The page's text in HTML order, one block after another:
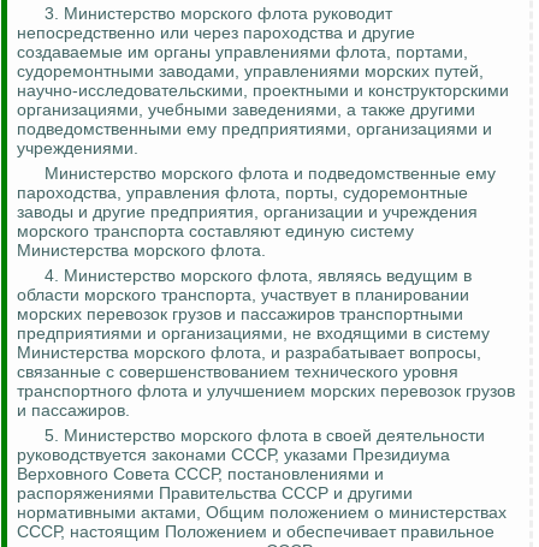
3. Министерство морского флота руководит
непосредственно или через пароходства и другие
создаваемые им органы управлениями флота, портами,
судоремонтными заводами, управлениями морских путей,
научно-исследовательскими, проектными и конструкторскими
организациями, учебными заведениями, а также другими
подведомственными ему предприятиями, организациями и
учреждениями.
Министерство морского флота и подведомственные ему
пароходства, управления флота, порты, судоремонтные
заводы и другие предприятия, организации и учреждения
морского транспорта составляют единую систему
Министерства морского флота.
4. Министерство морского флота, являясь ведущим в
области морского транспорта, участвует в планировании
морских перевозок грузов и пассажиров транспортными
предприятиями и организациями, не входящими в систему
Министерства морского флота, и разрабатывает вопросы,
связанные с совершенствованием технического уровня
транспортного флота и улучшением морских перевозок грузов
и пассажиров.
5. Министерство морского флота в своей деятельности
руководствуется законами СССР, указами Президиума
Верховного Совета СССР, постановлениями и
распоряжениями Правительства СССР и другими
нормативными актами, Общим положением о министерствах
СССР, настоящим Положением и обеспечивает правильное